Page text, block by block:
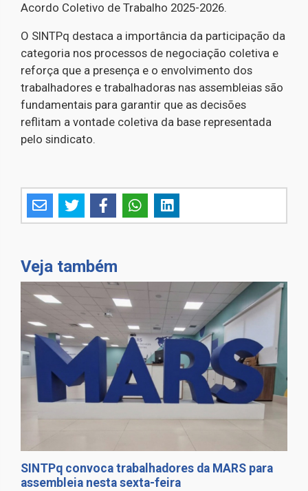
Acordo Coletivo de Trabalho 2025-2026.
O SINTPq destaca a importância da participação da
categoria nos processos de negociação coletiva e
reforça que a presença e o envolvimento dos
trabalhadores e trabalhadoras nas assembleias são
fundamentais para garantir que as decisões
reflitam a vontade coletiva da base representada
pelo sindicato.
Veja também
SINTPq convoca trabalhadores da MARS para
assembleia nesta sexta-feira